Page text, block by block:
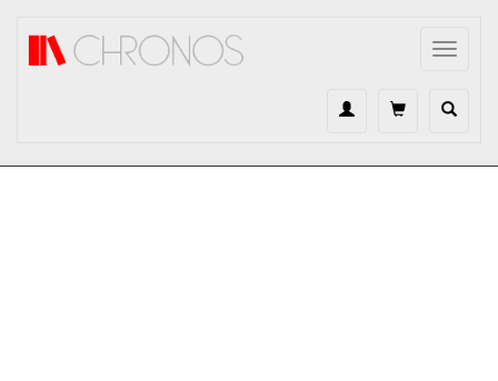
Toggle